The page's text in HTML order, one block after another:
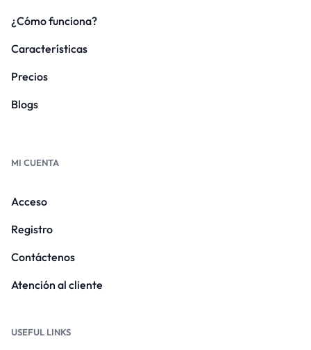
¿Cómo funciona?
Características
Precios
Blogs
MI CUENTA
Acceso
Registro
Contáctenos
Atención al cliente
USEFUL LINKS